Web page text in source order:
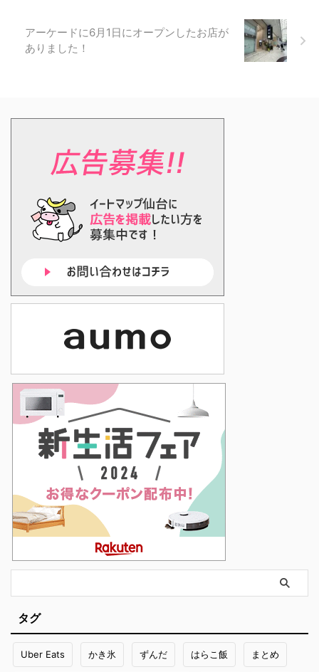
アーケードに6月1日にオープンしたお店が
ありました！
タグ
Uber Eats かき氷 ずんだ はらこ飯 まとめ